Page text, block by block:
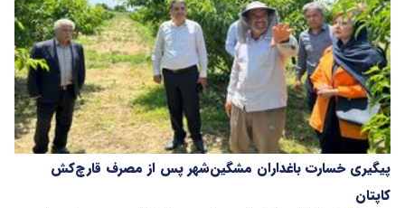
پیگیری خسارت باغداران مشگین‌شهر پس از مصرف قارچ‌کش
کاپتان